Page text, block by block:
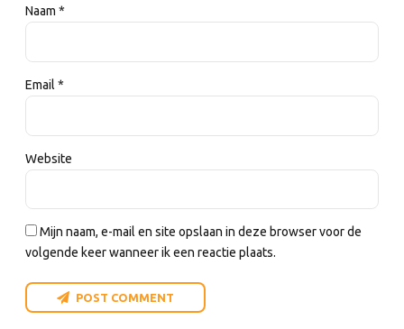
Naam *
Email *
Website
Mijn naam, e-mail en site opslaan in deze browser voor de
volgende keer wanneer ik een reactie plaats.
POST COMMENT